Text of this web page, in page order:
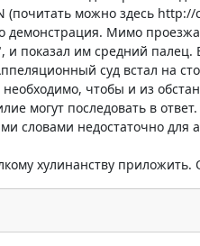
(почитать можно здесь
демонстрация. Мимо
и показал им средний
суд встал на
чтобы и из
могут последовать в
словами недостаточно для
хулинанству